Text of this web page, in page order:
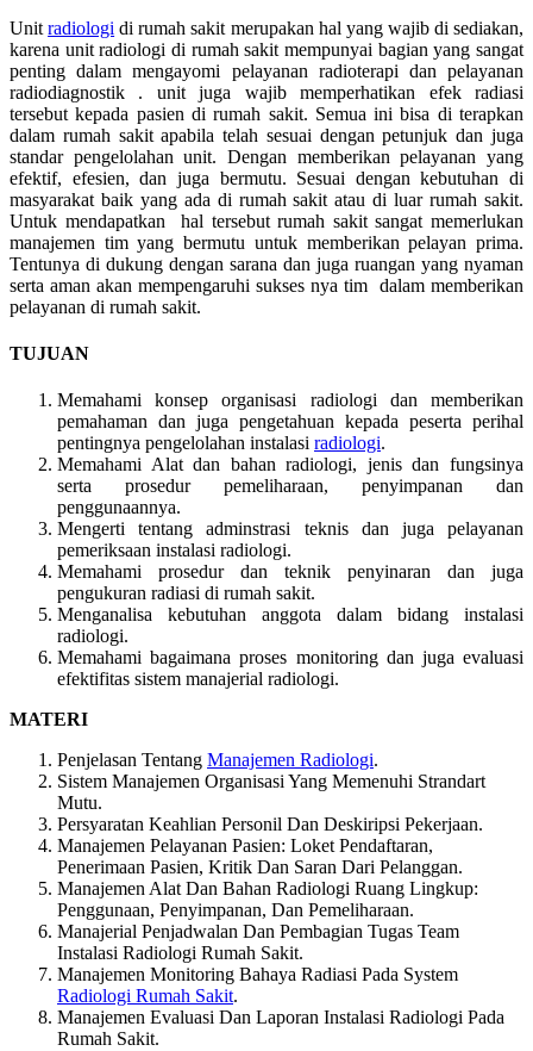
Unitradiologi di rumah sakit merupakan hal yang wajib di sediakan,
karena unit radiologi di rumah sakit mempunyai bagian yang sangat
penting dalam mengayomi pelayanan radioterapi dan pelayanan
radiodiagnostik . unit juga wajib memperhatikan efek radiasi
tersebut kepada pasien di rumah sakit. Semua ini bisa di terapkan
dalam rumah sakit apabila telah sesuai dengan petunjuk dan juga
standar pengelolahan unit. Dengan memberikan pelayanan yang
efektif, efesien, dan juga bermutu. Sesuai dengan kebutuhan di
masyarakat baik yang ada di rumah sakit atau di luar rumah sakit.
Untuk mendapatkan hal tersebut rumah sakit sangat memerlukan
manajemen tim yang bermutu untuk memberikan pelayan prima.
Tentunya di dukung dengan sarana dan juga ruangan yang nyaman
serta aman akan mempengaruhi sukses nya tim dalam memberikan
pelayanan di rumah sakit.
TUJUAN
Memahami konsep organisasi radiologi dan memberikan
pemahaman dan juga pengetahuan kepada peserta perihal
pentingnya pengelolahan instalasi radiologi.
Memahami Alat dan bahan radiologi, jenis dan fungsinya
serta prosedur pemeliharaan, penyimpanan dan
penggunaannya.
Mengerti tentang adminstrasi teknis dan juga pelayanan
pemeriksaan instalasi radiologi.
Memahami prosedur dan teknik penyinaran dan juga
pengukuran radiasi di rumah sakit.
Menganalisa kebutuhan anggota dalam bidang instalasi
radiologi.
Memahami bagaimana proses monitoring dan juga evaluasi
efektifitas sistem manajerial radiologi.
MATERI
Penjelasan Tentang Manajemen Radiologi.
Sistem Manajemen Organisasi Yang Memenuhi Strandart
Mutu.
Persyaratan Keahlian Personil Dan Deskiripsi Pekerjaan.
Manajemen Pelayanan Pasien: Loket Pendaftaran,
Penerimaan Pasien, Kritik Dan Saran Dari Pelanggan.
Manajemen Alat Dan Bahan Radiologi Ruang Lingkup:
Penggunaan, Penyimpanan, Dan Pemeliharaan.
Manajerial Penjadwalan Dan Pembagian Tugas Team
Instalasi Radiologi Rumah Sakit.
Manajemen Monitoring Bahaya Radiasi Pada System
Radiologi Rumah Sakit.
Manajemen Evaluasi Dan Laporan Instalasi Radiologi Pada
Rumah Sakit.